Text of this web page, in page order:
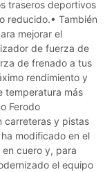
traseros deportivos
reducido.• También
mejorar el
de fuerza de
de frenado a tus
rendimiento y
temperatura más
Ferodo
carreteras y pistas
modificado en el
cuero y, para
el equipo